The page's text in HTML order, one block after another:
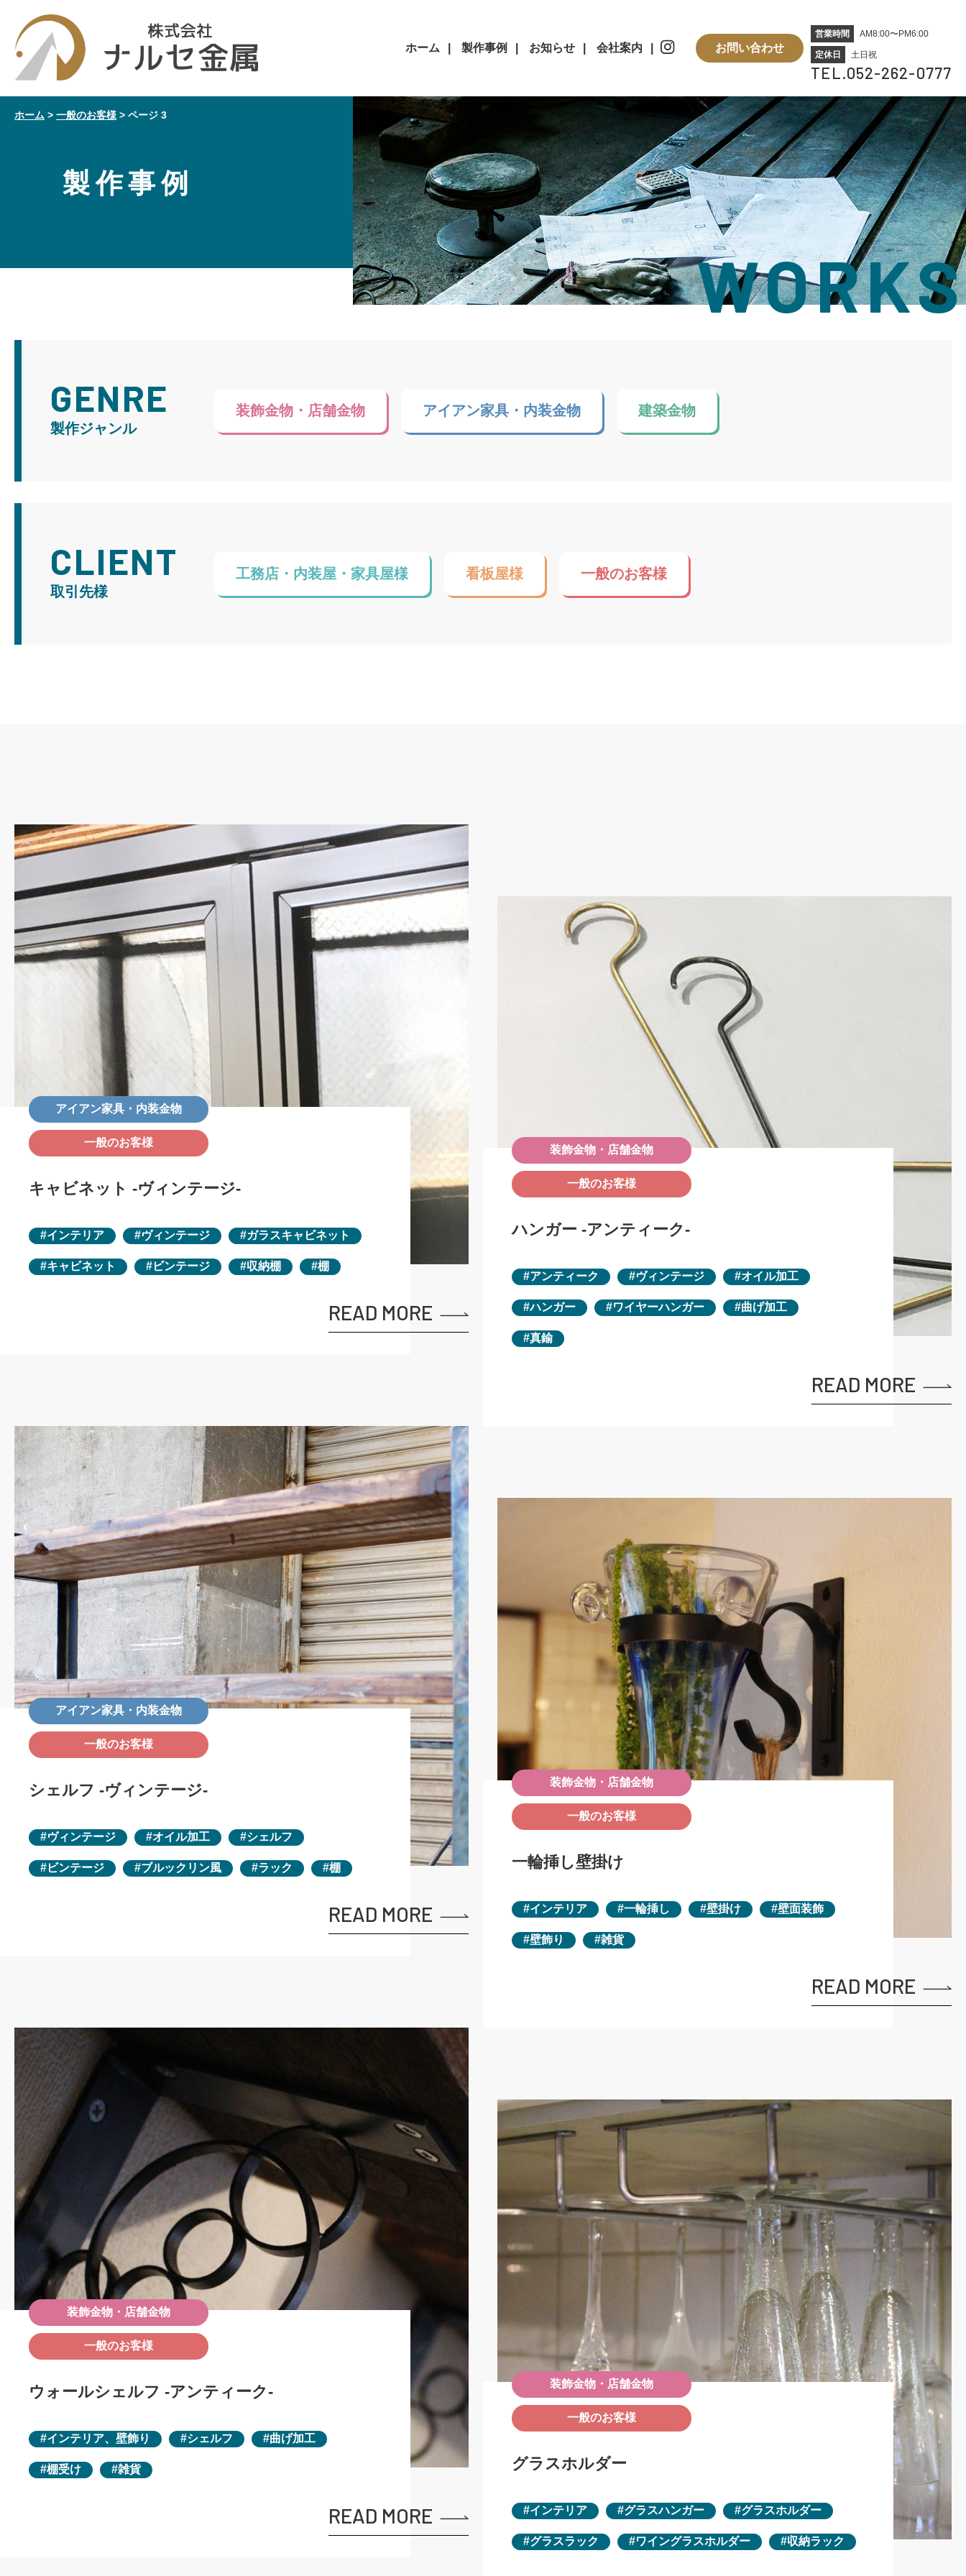
ホーム 製作事例 お知らせ 会社案内 お問い合わせ
営業時間 AM8:00〜PM6:00
定休日 土日祝
TEL.052-262-0777
ホーム > 一般のお客様 > ページ 3
製作事例
WORKS
GENRE
製作ジャンル
装飾金物・店舗金物 アイアン家具・内装金物 建築金物
CLIENT
取引先様
工務店・内装屋・家具屋様 看板屋様 一般のお客様
アイアン家具・内装金物
一般のお客様
キャビネット -ヴィンテージ-
インテリア ヴィンテージ ガラスキャビネット
キャビネット ビンテージ 収納棚 棚
READ MORE
装飾金物・店舗金物
一般のお客様
ハンガー -アンティーク-
アンティーク ヴィンテージ オイル加工
ハンガー ワイヤーハンガー 曲げ加工
真鍮
READ MORE
アイアン家具・内装金物
一般のお客様
シェルフ -ヴィンテージ-
ヴィンテージ オイル加工 シェルフ
ビンテージ ブルックリン風 ラック 棚
READ MORE
装飾金物・店舗金物
一般のお客様
一輪挿し壁掛け
インテリア 一輪挿し 壁掛け 壁面装飾
壁飾り 雑貨
READ MORE
装飾金物・店舗金物
一般のお客様
ウォールシェルフ -アンティーク-
インテリア、壁飾り シェルフ 曲げ加工
棚受け 雑貨
READ MORE
装飾金物・店舗金物
一般のお客様
グラスホルダー
インテリア グラスハンガー グラスホルダー
グラスラック ワイングラスホルダー 収納ラック